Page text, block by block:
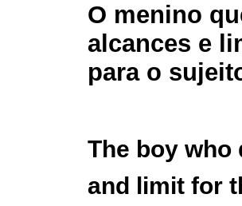
O menino
alcances e
para o
The boy who
and limit for